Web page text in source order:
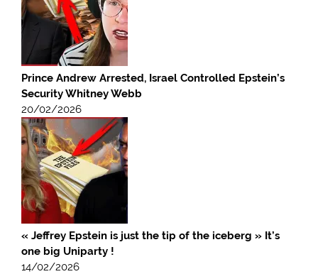
Prince Andrew Arrested, Israel Controlled Epstein’s
Security Whitney Webb
20/02/2026
« Jeffrey Epstein is just the tip of the iceberg » It’s
one big Uniparty !
14/02/2026